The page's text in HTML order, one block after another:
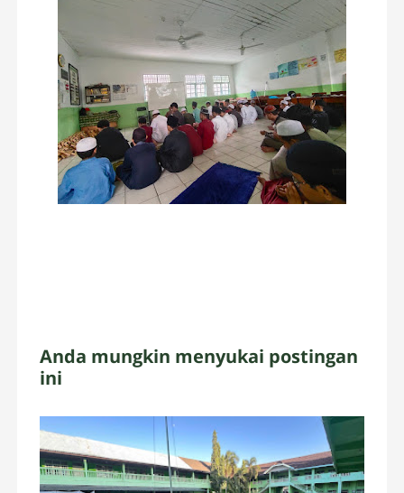
Anda mungkin menyukai postingan
ini